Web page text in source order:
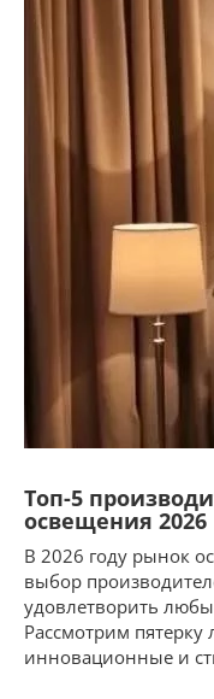
Топ-5
освещения 2026
В 2026 году рынок
выбор
удовлетворить
Рассмотрим
инновационные и